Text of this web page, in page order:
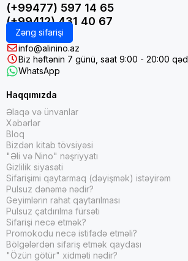
(+99477) 597 14 65
(+99412) 431 40 67
Zəng sifarişi
info@alinino.az
Biz həftənin 7 günü, saat 9:00 - 20:00
WhatsApp
Haqqımızda
Əlaqə və ünvanlar
Xəbərlər
Bloq
Bizdən kitab tövsiyəsi
"Əli və Nino" nəşriyyatı
Gizlilik siyasəti
Sifarişimi qaytarmaq (dəyişmək) istəyirəm
Pulsuz dənəmə nədir?
Geyimlərin rahat qaytarılması
Pulsuz çatdırılma fürsəti
Sifarişi necə etmək?
Promokodu necə istifadə etməli?
Bölgələrdən sifariş etmək qaydası
"Özün götür" xidməti nədir?